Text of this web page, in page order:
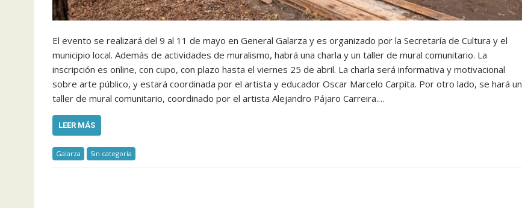
El evento se realizará del 9 al 11 de mayo en General Galarza y es organizado por la Secretaría de Cultura y el
municipio local. Además de actividades de muralismo, habrá una charla y un taller de mural comunitario. La
inscripción es online, con cupo, con plazo hasta el viernes 25 de abril. La charla será informativa y motivacional
sobre arte público, y estará coordinada por el artista y educador Oscar Marcelo Carpita. Por otro lado, se hará un
taller de mural comunitario, coordinado por el artista Alejandro Pájaro Carreira.…
LEER MÁS
Galarza Sin categoría